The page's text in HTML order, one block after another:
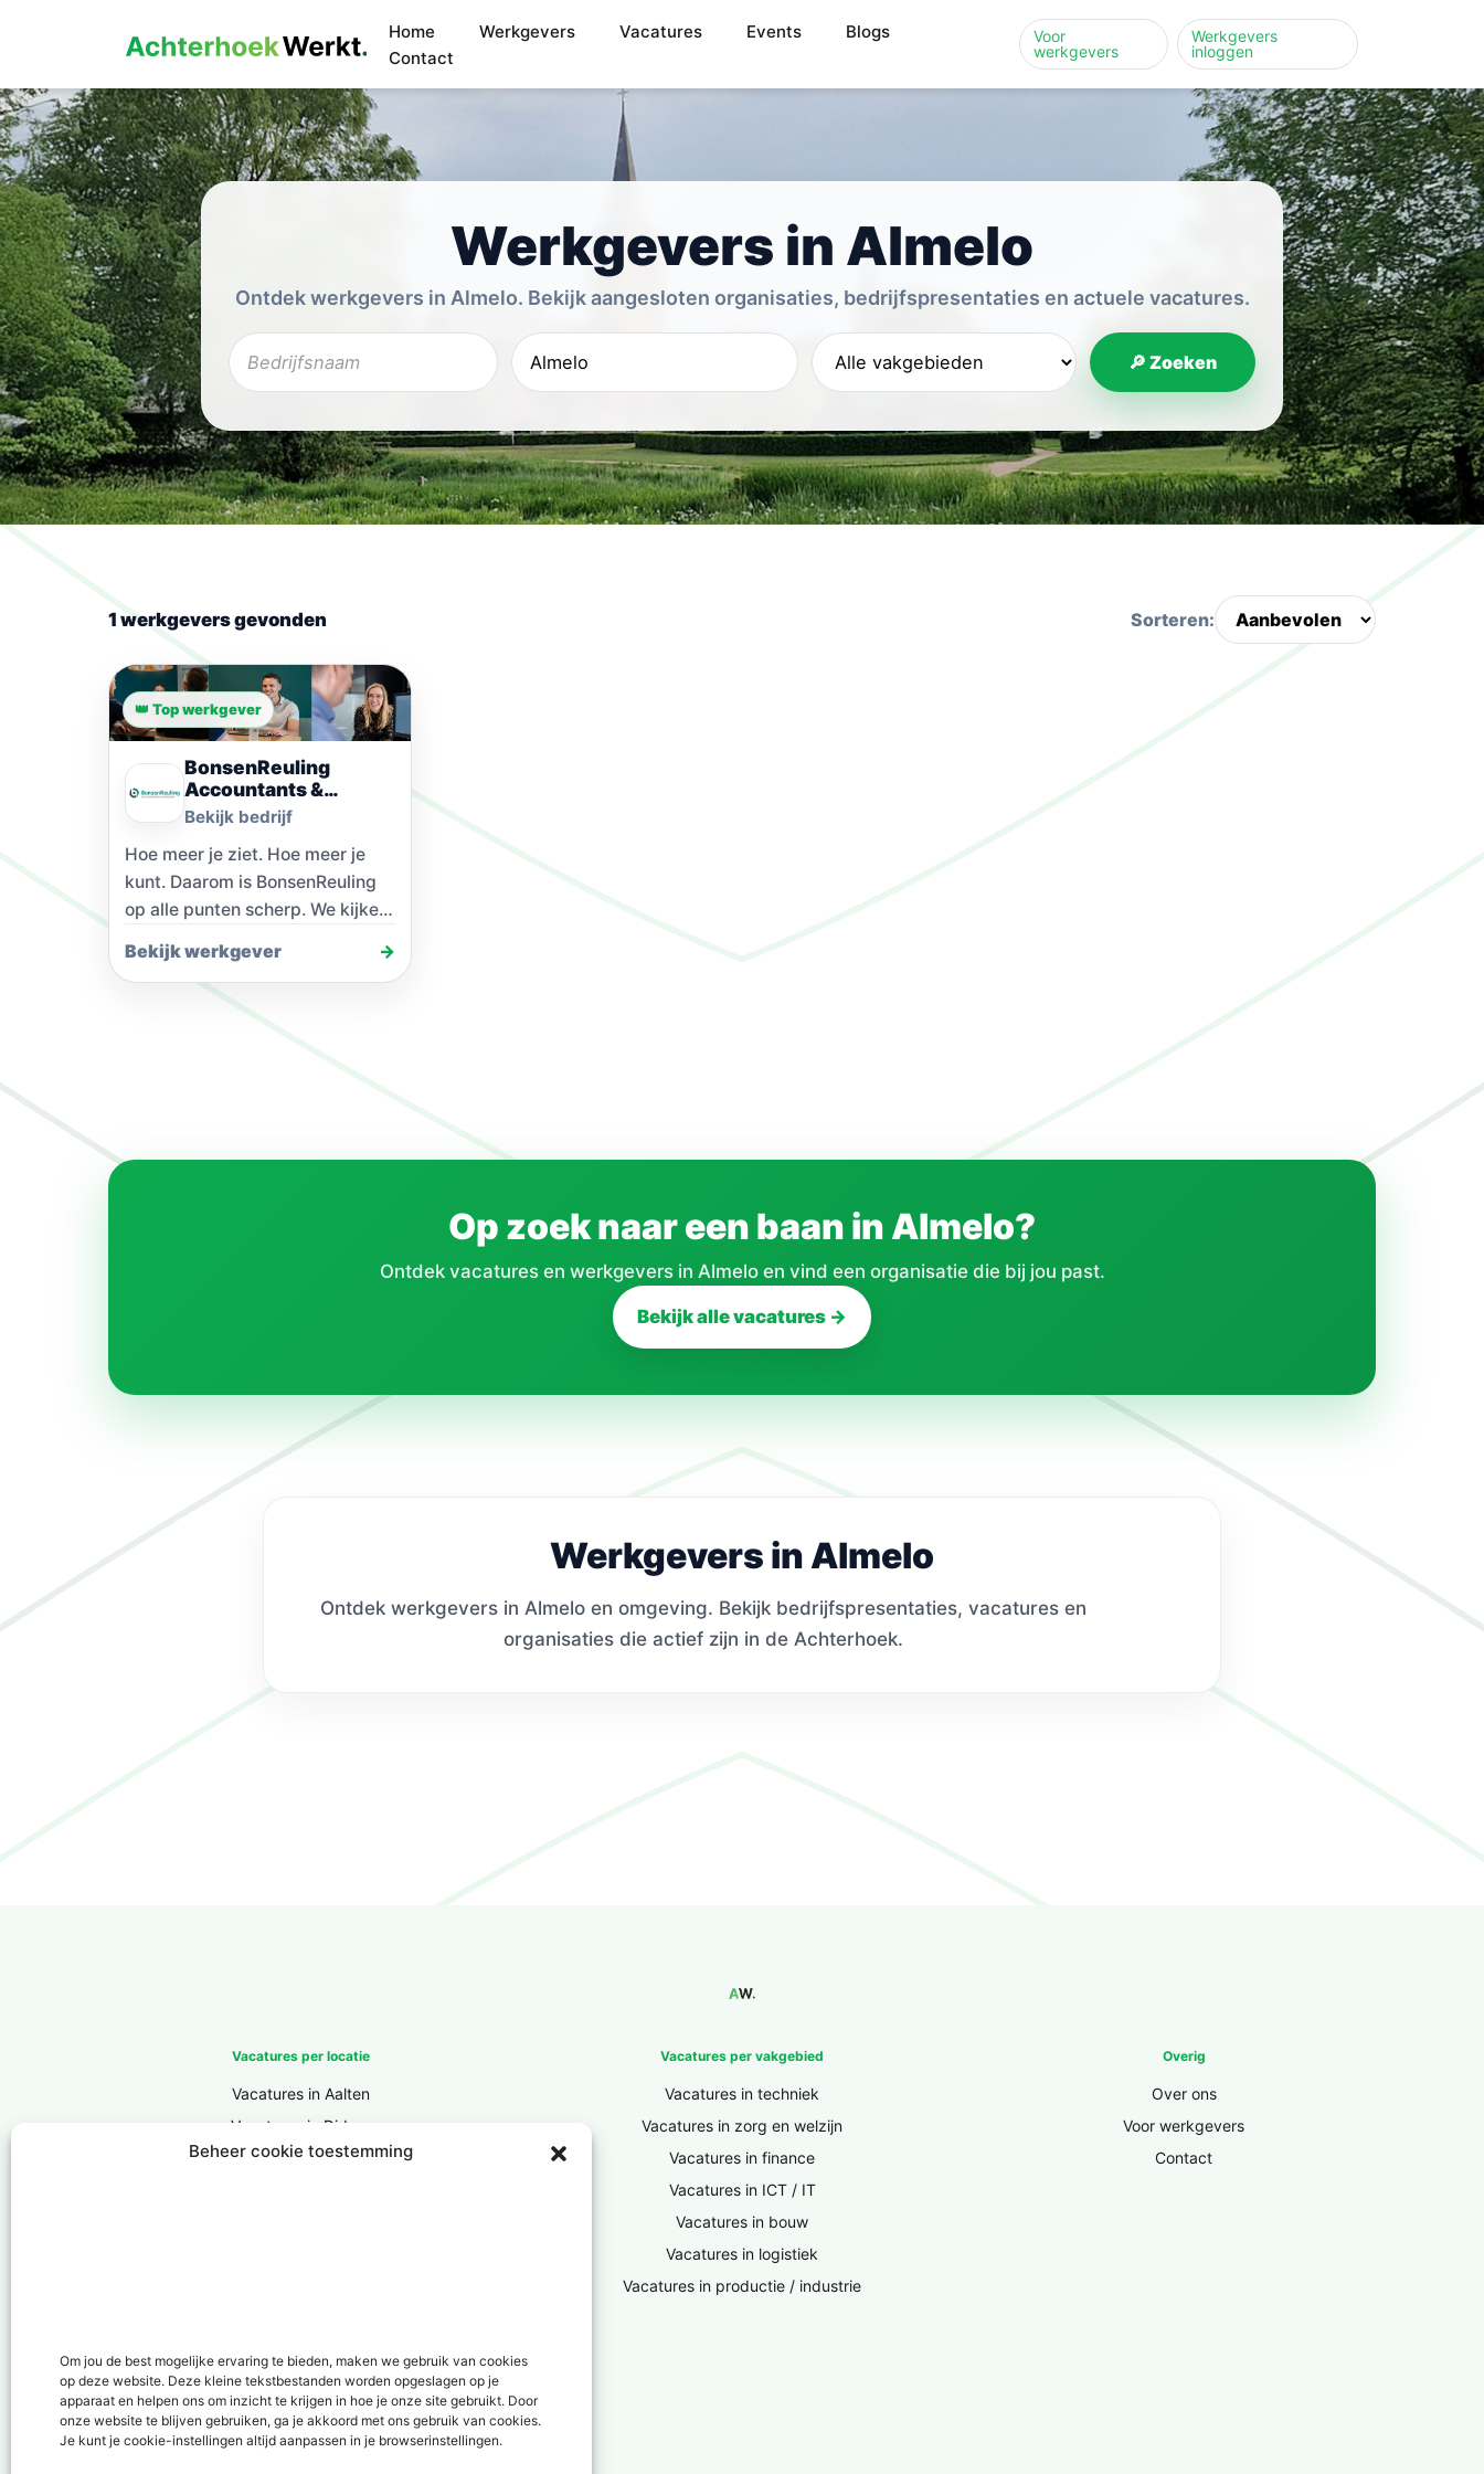
Beheer cookie toestemming
Om jou de best mogelijke ervaring te bieden, maken we gebruik van cookies
op deze website. Deze kleine tekstbestanden worden opgeslagen op je
apparaat en helpen ons om inzicht te krijgen in hoe je onze site gebruikt. Door
onze website te blijven gebruiken, ga je akkoord met ons gebruik van cookies.
Je kunt je cookie-instellingen altijd aanpassen in je browserinstellingen.
Home Werkgevers Vacatures Events
Blogs
Contact
Voor
werkgevers
Werkgevers
inloggen
Werkgevers in Almelo
Ontdek werkgevers in Almelo. Bekijk aangesloten organisaties, bedrijfspresentaties en actuele vacatures.
🔎 Zoeken
1 werkgevers gevonden Sorteren:
👑 Top werkgever
BonsenReuling
Accountants &
Adviseurs
Bekijk bedrijf
Hoe meer je ziet. Hoe meer je
kunt. Daarom is BonsenReuling
op alle punten scherp. We kijken
hebben…
Bekijk werkgever →
Op zoek naar een baan in Almelo?
Ontdek vacatures en werkgevers in Almelo en vind een organisatie die bij jou past.
Bekijk alle vacatures →
Werkgevers in Almelo
Ontdek werkgevers in Almelo en omgeving. Bekijk bedrijfspresentaties, vacatures en
organisaties die actief zijn in de Achterhoek.
Vacatures per locatie
Vacatures in Aalten
Vacatures in Didam
Vacatures in Doesburg
Vacatures in Varsseveld
Vacatures in Winterswijk
Vacatures in Zelhem
Vacatures per vakgebied
Vacatures in techniek
Vacatures in zorg en welzijn
Vacatures in finance
Vacatures in ICT / IT
Vacatures in bouw
Vacatures in logistiek
Vacatures in productie / industrie
Overig
Over ons
Voor werkgevers
Contact